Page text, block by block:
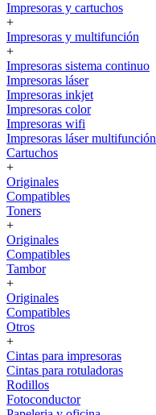
Impresoras y cartuchos
+
Impresoras y multifunción
+
Impresoras sistema continuo
Impresoras láser
Impresoras inkjet
Impresoras color
Impresoras wifi
Impresoras láser multifunción
Cartuchos
+
Originales
Compatibles
Toners
+
Originales
Compatibles
Tambor
+
Originales
Compatibles
Otros
+
Cintas para impresoras
Cintas para rotuladoras
Rodillos
Fotoconductor